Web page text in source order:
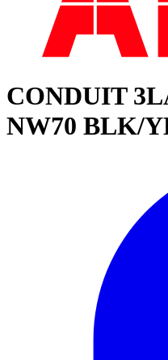
CONDUIT
NW70 BLK/